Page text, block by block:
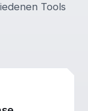
Tools